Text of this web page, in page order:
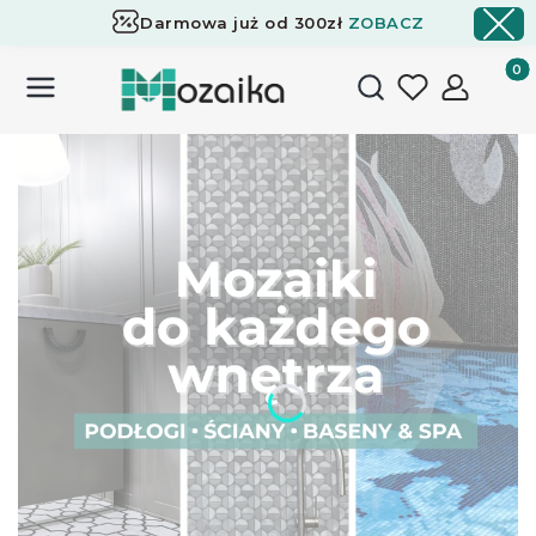
Darmowa już od 300zł ZOBACZ
Dostawa już od 300zł
Otwórz